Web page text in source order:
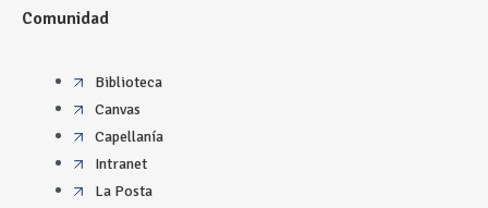
Comunidad
Biblioteca
Canvas
Capellanía
Intranet
La Posta